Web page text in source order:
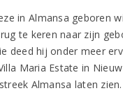
in Almansa geboren
te keren naar zijn
deed hij onder meer
Maria Estate in
Almansa laten zien.